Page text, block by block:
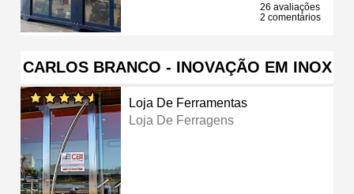
26 avaliações
2 comentários
CARLOS BRANCO - INOVAÇÃO EM INOX
Loja De Ferramentas
Loja De Ferragens